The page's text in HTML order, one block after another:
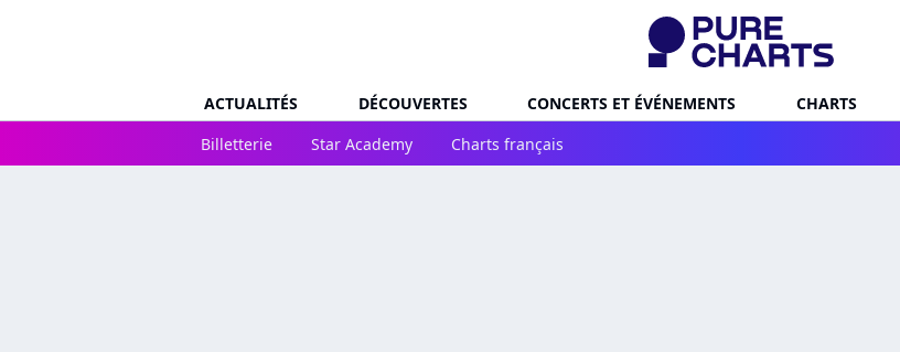
ACTUALITÉS DÉCOUVERTES CONCERTS ET ÉVÉNEMENTS CHARTS
Billetterie
Star Academy Charts français